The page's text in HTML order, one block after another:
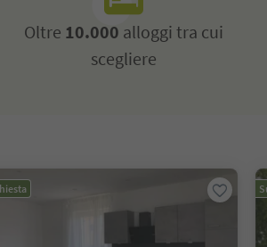
Oltre 10.000 alloggi tra cui
scegliere